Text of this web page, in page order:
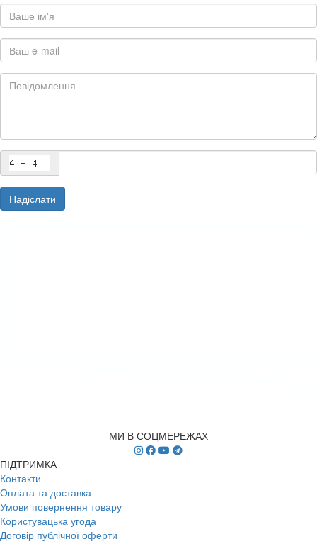
Надіслати
МИ В СОЦМЕРЕЖАХ
ПІДТРИМКА
Контакти
Оплата та доставка
Умови повернення товару
Користувацька угода
Договір публічної оферти